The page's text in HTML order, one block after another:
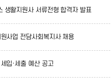
활지원사 서류전형 합격자 발표
사업 전담사회복지사 채용
입·세출 예산 공고